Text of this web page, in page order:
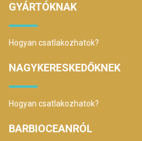
GYÁRTÓKNAK
Hogyan csatlakozhatok?
NAGYKERESKEDŐKNEK
Hogyan csatlakozhatok?
BARBIOCEANRÓL